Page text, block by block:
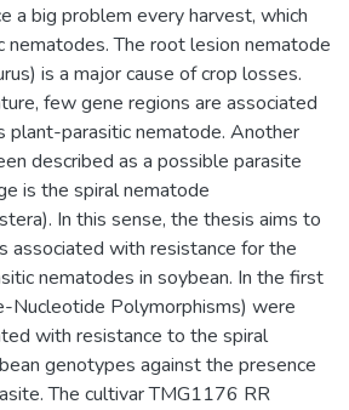
a big problem every harvest, which
nematodes. The root lesion nematode
is a major cause of crop losses.
few gene regions are associated
plant-parasitic nematode. Another
described as a possible parasite
is the spiral nematode
In this sense, the thesis aims to
associated with resistance for the
nematodes in soybean. In the first
Nucleotide Polymorphisms) were
with resistance to the spiral
genotypes against the presence
The cultivar TMG1176 RR